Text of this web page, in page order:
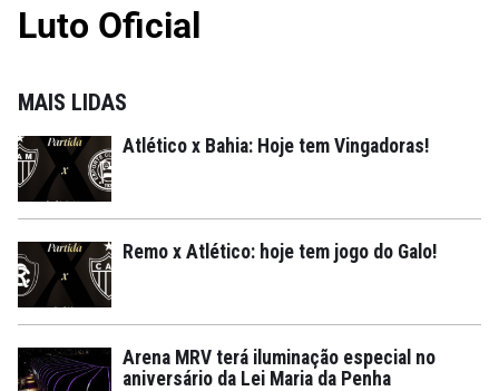
Luto Oficial
MAIS LIDAS
Atlético x Bahia: Hoje tem Vingadoras!
Remo x Atlético: hoje tem jogo do Galo!
Arena MRV terá iluminação especial no
aniversário da Lei Maria da Penha